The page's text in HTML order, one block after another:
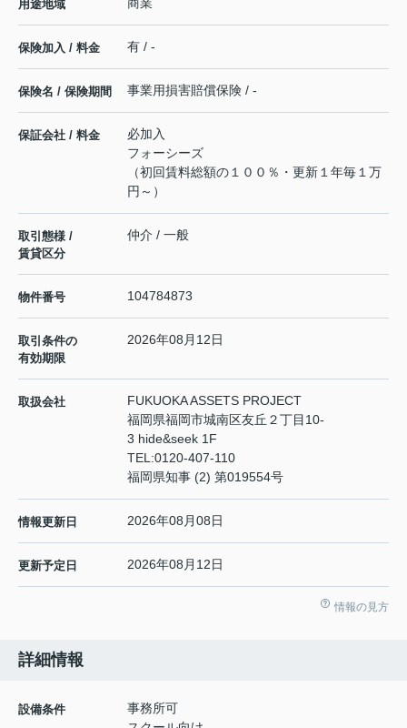
用途地域
保険加入 / 料金 有 / -
保険名 / 保険期間 事業用損害賠償保険 / -
保証会社 / 料金
必加入
フォーシーズ
（初回賃料総額の１００％・更新１年毎１万
円～）
取引態様 /
賃貸区分
仲介 / 一般
物件番号 104784873
取引条件の
有効期限
2026年08月12日
取扱会社
FUKUOKA ASSETS PROJECT
福岡県福岡市城南区友丘２丁目10-
3 hide&seek 1F
TEL:0120-407-110
福岡県知事 (2) 第019554号
情報更新日 2026年08月08日
更新予定日 2026年08月12日
情報の見方
詳細情報
設備条件
事務所可